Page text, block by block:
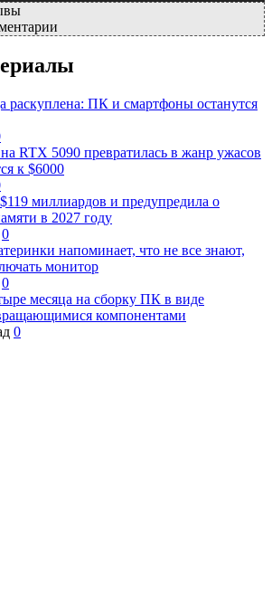
раскуплена: ПК и смартфоны останутся
RTX 5090 превратилась в жанр ужасов
к $6000
$119 миллиардов и предупредила о
в 2027 году
0
напоминает, что не все знают,
монитор
0
месяца на сборку ПК в виде
компонентами
0